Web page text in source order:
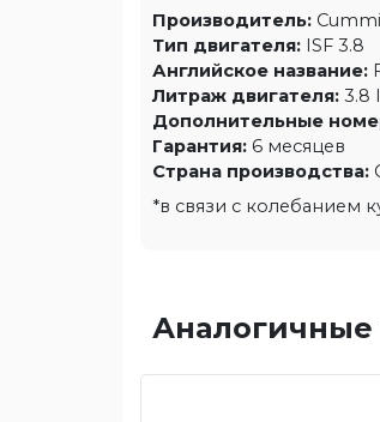
Производитель:
Тип двигателя: ISF 3.8
Английское название:
Литраж двигателя: 3.8
Дополнительные
Гарантия: 6 месяцев
Страна производства:
*в связи с колебанием
Аналогичные